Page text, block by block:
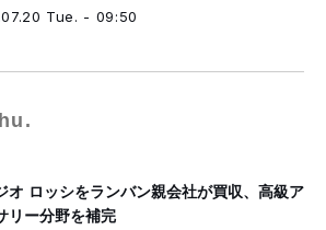
Tue. - 09:50
オ ロッシをランバン親会社が買収、高級ア
リー分野を補完